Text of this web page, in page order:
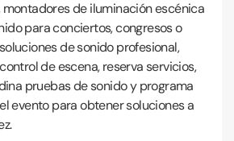
de iluminación escénica
para conciertos, congresos o
de sonido profesional,
de escena, reserva servicios,
pruebas de sonido y programa
evento para obtener soluciones a